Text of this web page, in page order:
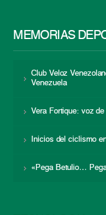
MEMORIAS
Club Veloz
Venezuela
Vera Fortique: voz
Inicios del ciclismo
«Pega Betulio…